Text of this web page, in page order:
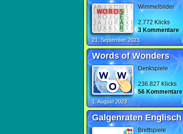
Wimmelbilder
2.772 Klicks
3 Kommentare
21. September 2023
Words of Wonders
Denkspiele
236.827 Klicks
56 Kommentare
1. August 2023
Galgenraten Englisch
Brettspiele